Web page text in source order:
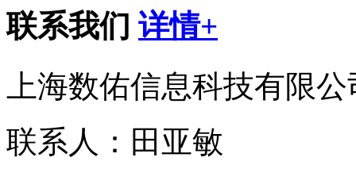
联系我们 详情+
上海数佑信息科技有限公
联系人：田亚敏